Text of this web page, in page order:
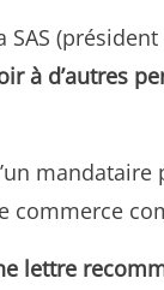
(président
à d’autres
commerce
lettre